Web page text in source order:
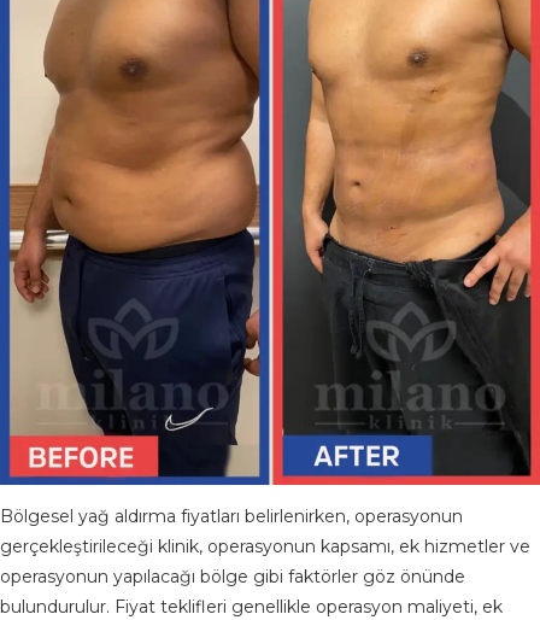
Bölgesel yağ aldırma fiyatları belirlenirken, operasyonun
gerçekleştirileceği klinik, operasyonun kapsamı, ek hizmetler ve
operasyonun yapılacağı bölge gibi faktörler göz önünde
bulundurulur. Fiyat teklifleri genellikle operasyon maliyeti, ek